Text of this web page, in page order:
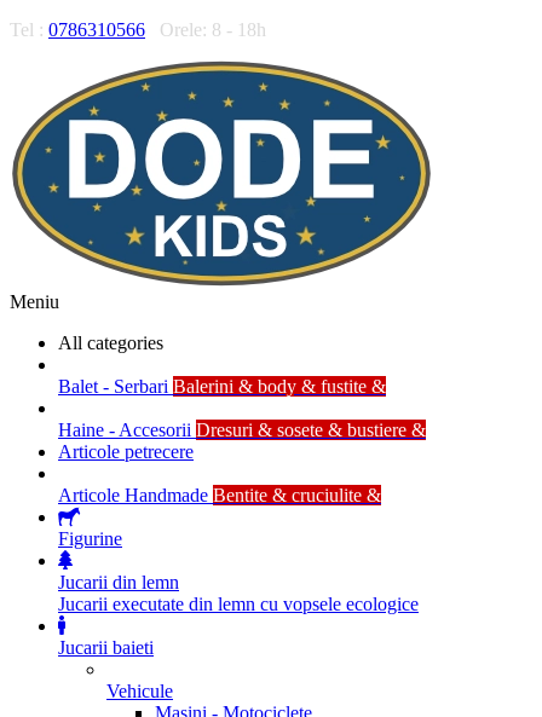
Tel : 0786310566 Orele: 8 - 18h
Meniu
All categories
Balet - Serbari Balerini & body & fustite &
Haine - Accesorii Dresuri & sosete & bustiere &
Articole petrecere
Articole Handmade Bentite & cruciulite &
Figurine
Jucarii din lemn
Jucarii executate din lemn cu vopsele ecologice
Jucarii baieti
Vehicule
Masini - Motociclete